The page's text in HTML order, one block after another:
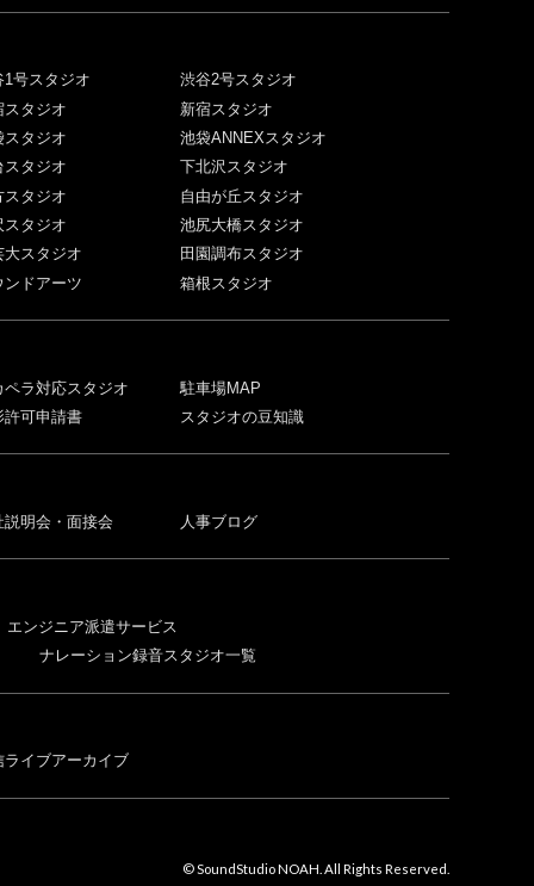
1号スタジオ
渋谷2号スタジオ
スタジオ
新宿スタジオ
スタジオ
池袋ANNEXスタジオ
スタジオ
下北沢スタジオ
スタジオ
自由が丘スタジオ
スタジオ
池尻大橋スタジオ
大スタジオ
田園調布スタジオ
ンドアーツ
箱根スタジオ
ペラ対応スタジオ
駐車場MAP
許可申請書
スタジオの豆知識
説明会・面接会 人事ブログ
エンジニア派遣サービス
ナレーション録音スタジオ一覧
ライブアーカイブ
© SoundStudio NOAH. All Rights Reserved.